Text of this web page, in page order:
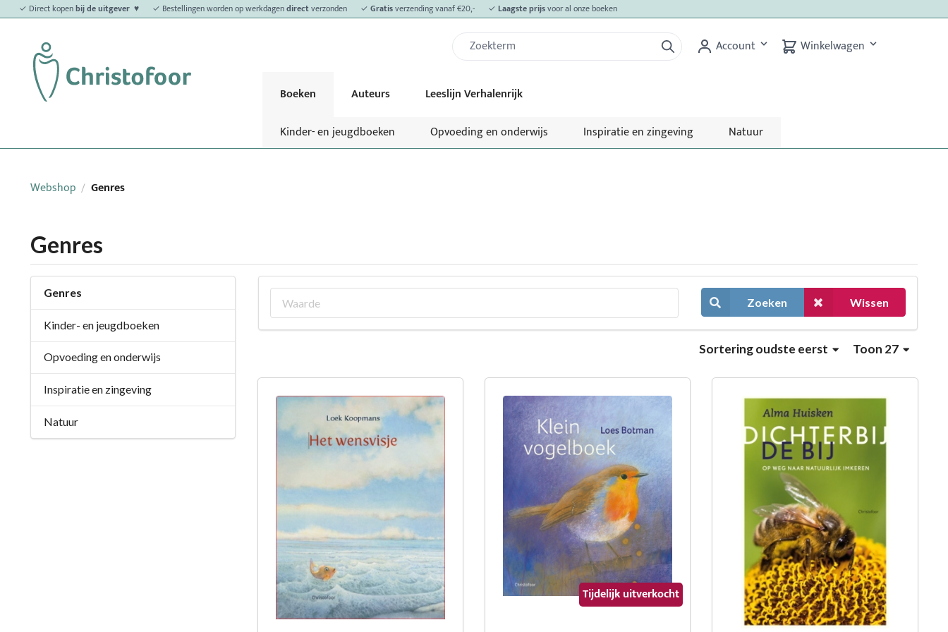
✓ Direct kopenbij de uitgever ♥ ✓ Bestellingen worden op werkdagendirectverzonden ✓ Gratisverzending vanaf €20,- ✓ Laagste prijsvoor al onze boeken
Account Winkelwagen
Boeken Auteurs
Leeslijn Verhalenrijk
Kinder- en jeugdboeken
Opvoeding en onderwijs Inspiratie en zingeving Natuur
Webshop / Genres
Genres
Genres
Kinder- en jeugdboeken
Opvoeding en onderwijs
Inspiratie en zingeving
Natuur
Zoeken Wissen
Toon 27
Sorteringoudste eerst
Tijdelijk uitverkocht